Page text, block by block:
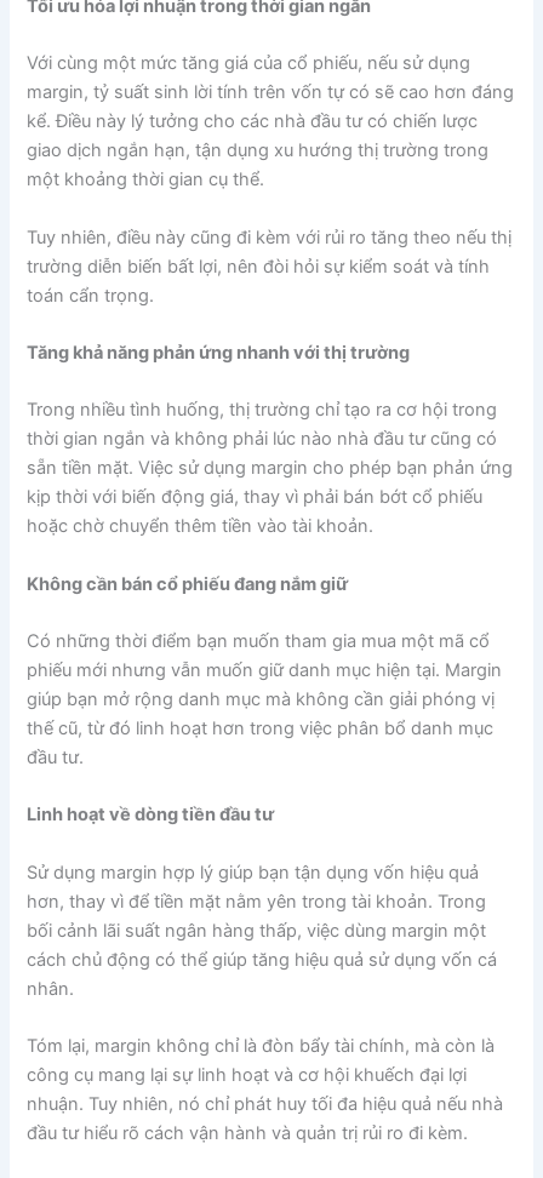
Tối ưu hóa lợi nhuận trong thời gian ngắn
Với cùng một mức tăng giá của cổ phiếu, nếu sử dụng
margin, tỷ suất sinh lời tính trên vốn tự có sẽ cao hơn đáng
kể. Điều này lý tưởng cho các nhà đầu tư có chiến lược
giao dịch ngắn hạn, tận dụng xu hướng thị trường trong
một khoảng thời gian cụ thể.
Tuy nhiên, điều này cũng đi kèm với rủi ro tăng theo nếu thị
trường diễn biến bất lợi, nên đòi hỏi sự kiểm soát và tính
toán cẩn trọng.
Tăng khả năng phản ứng nhanh với thị trường
Trong nhiều tình huống, thị trường chỉ tạo ra cơ hội trong
thời gian ngắn và không phải lúc nào nhà đầu tư cũng có
sẵn tiền mặt. Việc sử dụng margin cho phép bạn phản ứng
kịp thời với biến động giá, thay vì phải bán bớt cổ phiếu
hoặc chờ chuyển thêm tiền vào tài khoản.
Không cần bán cổ phiếu đang nắm giữ
Có những thời điểm bạn muốn tham gia mua một mã cổ
phiếu mới nhưng vẫn muốn giữ danh mục hiện tại. Margin
giúp bạn mở rộng danh mục mà không cần giải phóng vị
thế cũ, từ đó linh hoạt hơn trong việc phân bổ danh mục
đầu tư.
Linh hoạt về dòng tiền đầu tư
Sử dụng margin hợp lý giúp bạn tận dụng vốn hiệu quả
hơn, thay vì để tiền mặt nằm yên trong tài khoản. Trong
bối cảnh lãi suất ngân hàng thấp, việc dùng margin một
cách chủ động có thể giúp tăng hiệu quả sử dụng vốn cá
nhân.
Tóm lại, margin không chỉ là đòn bẩy tài chính, mà còn là
công cụ mang lại sự linh hoạt và cơ hội khuếch đại lợi
nhuận. Tuy nhiên, nó chỉ phát huy tối đa hiệu quả nếu nhà
đầu tư hiểu rõ cách vận hành và quản trị rủi ro đi kèm.